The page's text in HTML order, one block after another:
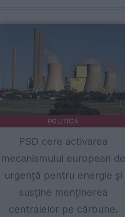
POLITICA
PSD cere activarea
mecanismului european
urgență pentru energie și
susține menținerea
centralelor pe cărbune.